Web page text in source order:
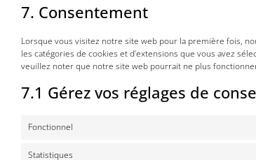
7. Consentement
Lorsque vous visitez notre site web pour la première fois,
les catégories de cookies et d’extensions que vous avez
veuillez noter que notre site web pourrait ne plus
7.1 Gérez vos réglages de
Fonctionnel
Statistiques